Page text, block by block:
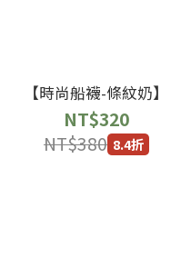
【時尚船襪-條紋奶】
NT$320
NT$380 8.4折